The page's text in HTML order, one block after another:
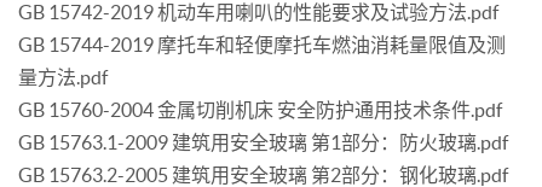
GB 15742-2019 机动车用喇叭的性能要求及试验方法.pdf
GB 15744-2019 摩托车和轻便摩托车燃油消耗量限值及测
量方法.pdf
GB 15760-2004 金属切削机床 安全防护通用技术条件.pdf
GB 15763.1-2009 建筑用安全玻璃 第1部分：防火玻璃.pdf
GB 15763.2-2005 建筑用安全玻璃 第2部分：钢化玻璃.pdf